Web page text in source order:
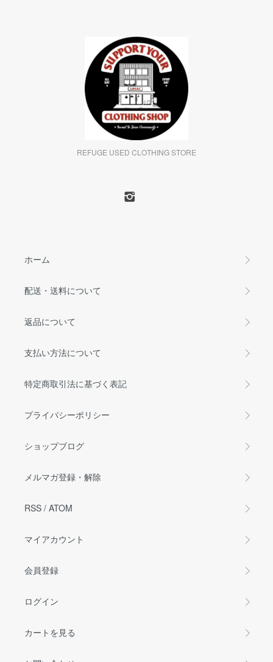
REFUGE USED CLOTHING STORE
ホーム
配送・送料について
返品について
支払い方法について
特定商取引法に基づく表記
プライバシーポリシー
ショップブログ
メルマガ登録・解除
RSS / ATOM
マイアカウント
会員登録
ログイン
カートを見る